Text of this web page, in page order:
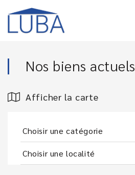
Nos biens actuels
Afficher la carte